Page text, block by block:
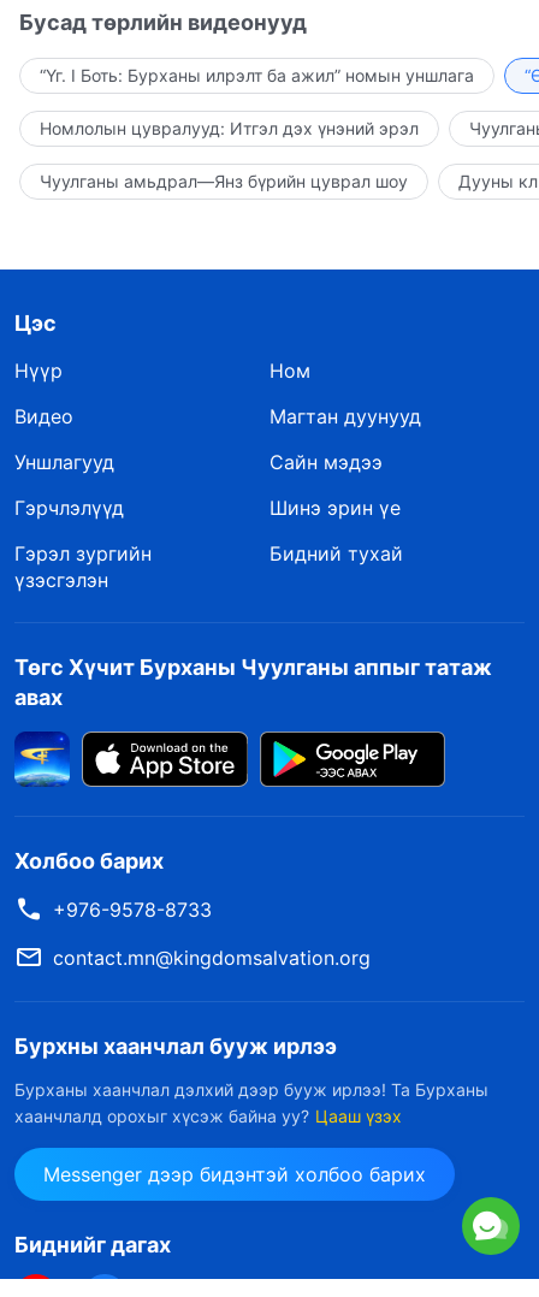
Бусад төрлийн видеонууд
“Үг. I Боть: Бурханы илрэлт ба ажил” номын уншлага
Номлолын цувралууд: Итгэл дэх үнэний эрэл
Чуулганы амьдрал—Янз бүрийн цуврал шоу Дууны
Цэс
Нүүр
Ном
Видео
Магтан дуунууд
Уншлагууд
Сайн мэдээ
Гэрчлэлүүд
Шинэ эрин үе
Гэрэл зургийн
үзэсгэлэн
Бидний тухай
Төгс Хүчит Бурханы Чуулганы аппыг татаж
авах
Холбоо барих
+976-9578-8733
contact.mn@kingdomsalvation.org
Бурхны хаанчлал бууж ирлээ
Бурханы хаанчлал дэлхий дээр бууж ирлээ! Та Бурханы
хаанчлалд орохыг хүсэж байна уу? Цааш үзэх
Messenger дээр бидэнтэй холбоо барих
Биднийг дагах